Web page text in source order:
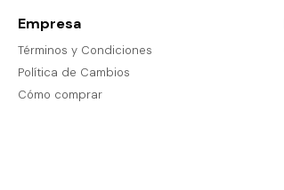
Empresa
Términos y Condiciones
Política de Cambios
Cómo comprar